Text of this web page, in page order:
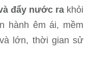
đẩy nước rakhỏi
hành êm ái, mềm
lớn, thời gian sử